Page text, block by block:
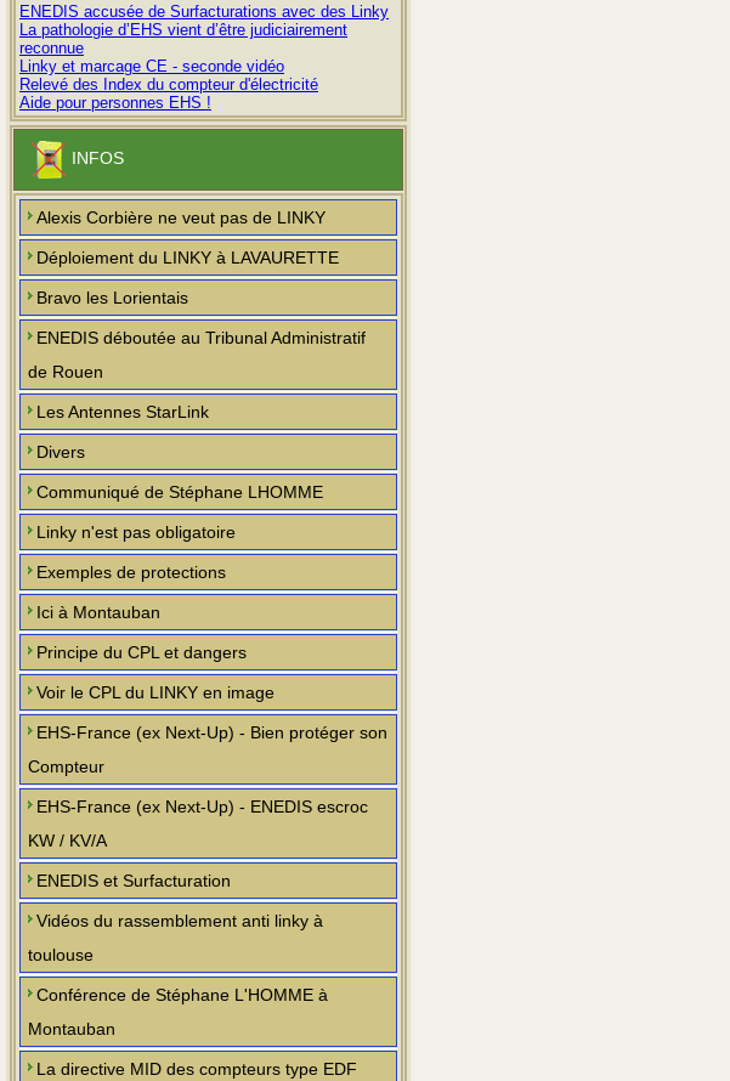
ENEDIS accusée de Surfacturations avec des Linky
La pathologie d’EHS vient d’être judiciairement
reconnue
Linky et marcage CE - seconde vidéo
Relevé des Index du compteur d'électricité
Aide pour personnes EHS !
INFOS
Alexis Corbière ne veut pas de LINKY
Déploiement du LINKY à LAVAURETTE
Bravo les Lorientais
ENEDIS déboutée au Tribunal Administratif
de Rouen
Les Antennes StarLink
Divers
Communiqué de Stéphane LHOMME
Linky n'est pas obligatoire
Exemples de protections
Ici à Montauban
Principe du CPL et dangers
Voir le CPL du LINKY en image
EHS-France (ex Next-Up) - Bien protéger son
Compteur
EHS-France (ex Next-Up) - ENEDIS escroc
KW / KV/A
ENEDIS et Surfacturation
Vidéos du rassemblement anti linky à
toulouse
Conférence de Stéphane L'HOMME à
Montauban
La directive MID des compteurs type EDF